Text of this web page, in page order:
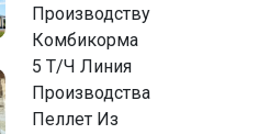
Производству
Комбикорма
5 Т/Ч Линия
Производства
Пеллет Из